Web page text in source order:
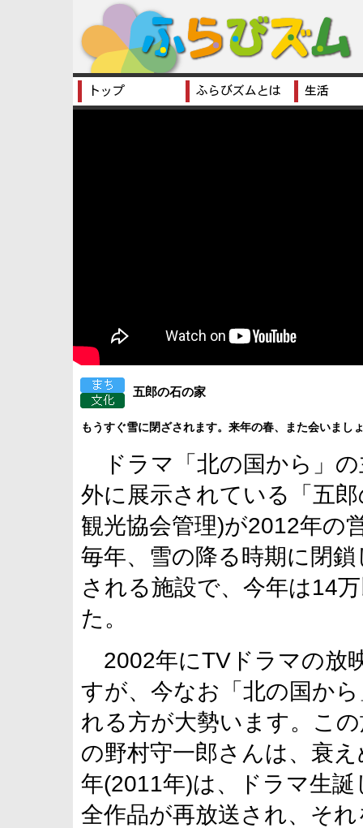
五郎の石の家
もうすぐ雪に閉ざされます。来年の春、また会いまし
ドラマ「北の国から」の
外に展示されている「五
観光協会管理)が2012年の
毎年、雪の降る時期に閉
される施設で、今年は14
た。
2002年にTVドラマの放
すが、今なお「北の国か
れる方が大勢います。こ
の野村守一郎さんは、衰
年(2011年)は、ドラマ生
全作品が再放送され、そ